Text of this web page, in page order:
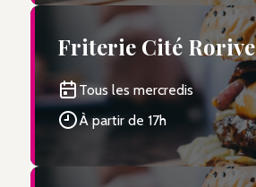
Friterie Cité Rorive
Tous les mercredis
À partir de 17h